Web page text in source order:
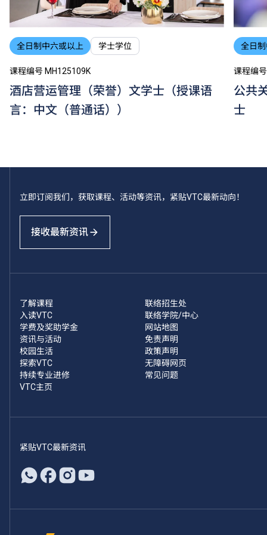
全日制中六或以上 学士学位
课程编号 MH125109K
酒店营运管理（荣誉）文学士（授课语
言：中文（普通话））
全日
课程编
公共
士
立即订阅我们，获取课程、活动等资讯，紧贴VTC最新动向！
接收最新资讯
了解课程
入读VTC
学费及奖助学金
资讯与活动
校园生活
探索VTC
持续专业进修
VTC主页
联络招生处
联络学院/中心
网站地图
免责声明
政策声明
无障碍网页
常见问题
紧贴VTC最新资讯